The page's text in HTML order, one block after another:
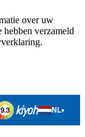
over uw
hebben verzameld
9.3 kiyoh NL▾